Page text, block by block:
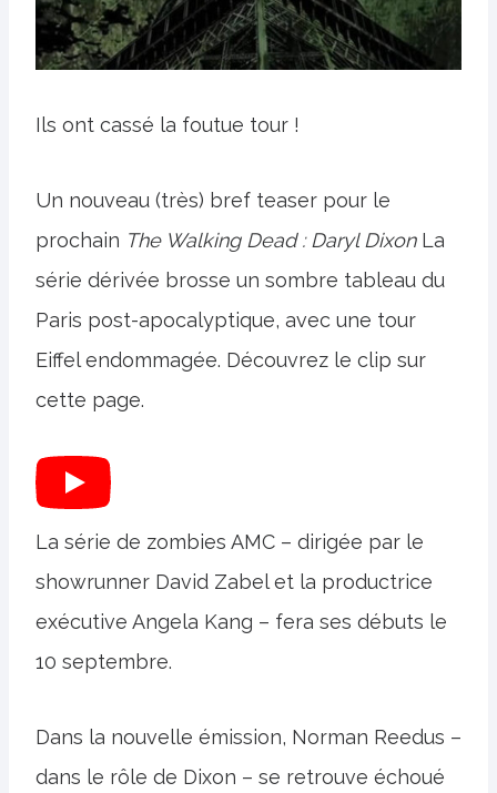
Ils ont cassé la foutue tour !
Un nouveau (très) bref teaser pour le
prochain The Walking Dead : Daryl DixonLa
série dérivée brosse un sombre tableau du
Paris post-apocalyptique, avec une tour
Eiffel endommagée. Découvrez le clip sur
cette page.
La série de zombies AMC – dirigée par le
showrunner David Zabel et la productrice
exécutive Angela Kang – fera ses débuts le
10 septembre.
Dans la nouvelle émission, Norman Reedus –
dans le rôle de Dixon – se retrouve échoué